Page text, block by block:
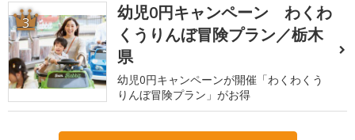
3
幼児0円キャンペーン わくわ
くうりんぼ冒険プラン／栃木
県
幼児0円キャンペーンが開催「わくわくう
りんぼ冒険プラン」がお得